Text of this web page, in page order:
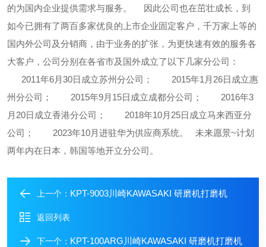
的为国内企业提供需求与服务。
因此公司也在茁壮成长，到
如今已拥有了两百多家优良的上市企业固定客户，千万家上等的
国内外公司及分销商，由于业务的扩张，为更快速有效的服务各
大客户，公司分别在各省市及国外成立了以下几家分公司：
2011年6月30日成立苏州分公司；
2015年1月26日成立惠
州分公司；
2015年9月15日成立成都分公司；
2016年3
月20日成立香港分公司；
2018年10月25日成立马来西亚分
公司；
2023年10月进驻华为供应商系统。
未来愿景~计划
两年内在日本，韩国等地开立分公司。
上一个： KPT-9003川崎KAWASAKI 研磨机打磨机
返回列表
下一个： KPT-100ARG川崎KAWASAKI 研磨机打磨机